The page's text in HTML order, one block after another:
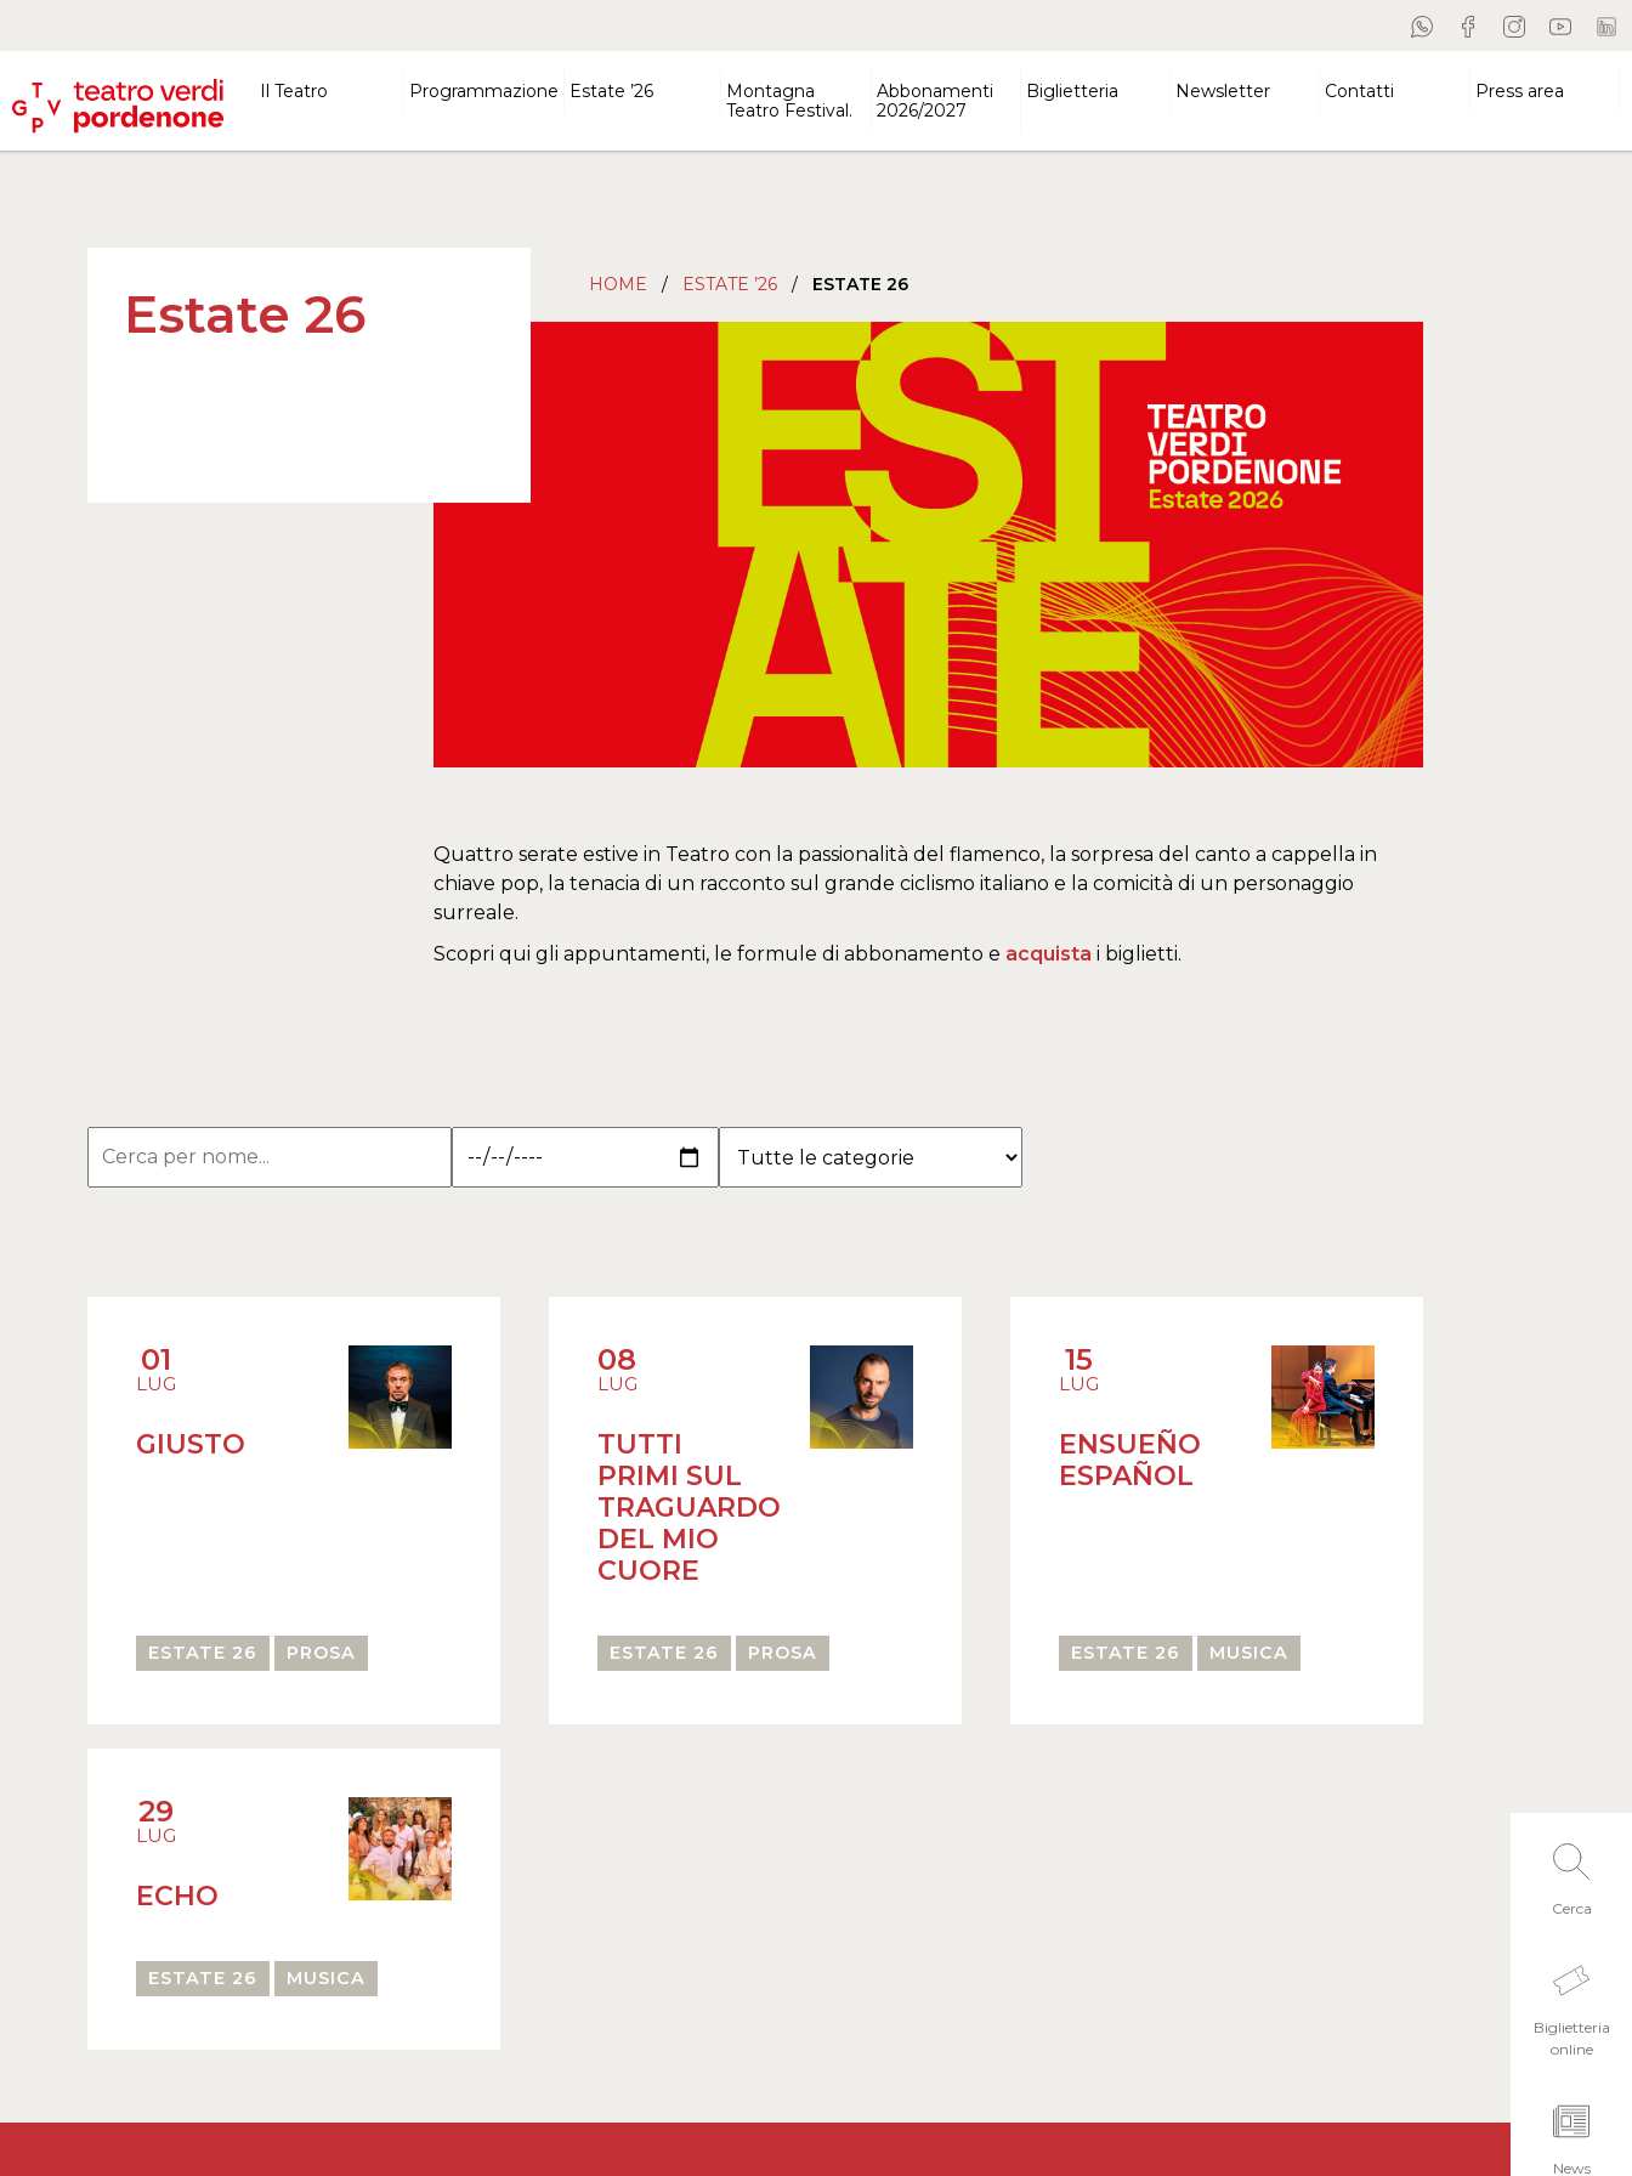
Il Teatro Programmazione Estate ’26
Montagna
Teatro Festival.
Abbonamenti
2026/2027
Biglietteria Newsletter Contatti Press area
HOME / ESTATE ’26 / ESTATE 26
Quattro serate estive in Teatro con la passionalità del flamenco, la sorpresa del canto a cappella in
chiave pop, la tenacia di un racconto sul grande ciclismo italiano e la comicità di un personaggio
surreale.
Scopri qui gli appuntamenti, le formule di abbonamento e acquista i biglietti.
Estate 26
01
LUG
GIUSTO
ESTATE 26 PROSA
08
LUG
TUTTI
PRIMI SUL
TRAGUARDO
DEL MIO
CUORE
ESTATE 26 PROSA
15
LUG
ENSUEÑO
ESPAÑOL
ESTATE 26 MUSICA
29
LUG
ECHO
ESTATE 26 MUSICA
Cerca
Biglietteria
online
News